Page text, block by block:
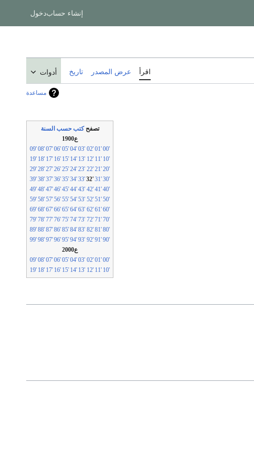
إنشاء حسابدخول
اقرأ عرض المصدر تاريخ أدوات
مساعدة
تصفحكتب حسب السنة
ع1900
'00
'01
'02
'03
'04
'05
'06
'07
'08
'09
'10
'11
'12
'13
'14
'15
'16
'17
'18
'19
'20
'21
'22
'23
'24
'25
'26
'27
'28
'29
'30
'31
'32
'33
'34
'35
'36
'37
'38
'39
'40
'41
'42
'43
'44
'45
'46
'47
'48
'49
'50
'51
'52
'53
'54
'55
'56
'57
'58
'59
'60
'61
'62
'63
'64
'65
'66
'67
'68
'69
'70
'71
'72
'73
'74
'75
'76
'77
'78
'79
'80
'81
'82
'83
'84
'85
'86
'87
'88
'89
'90
'91
'92
'93
'94
'95
'96
'97
'98
'99
ع2000
'00
'01
'02
'03
'04
'05
'06
'07
'08
'09
'10
'11
'12
'13
'14
'15
'16
'17
'18
'19